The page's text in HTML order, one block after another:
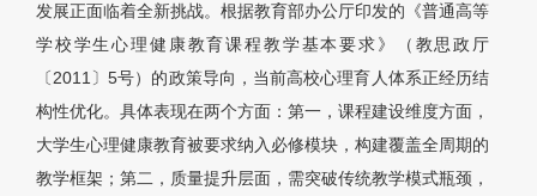
发展正面临着全新挑战。根据教育部办公厅印发的《普通高等
学校学生心理健康教育课程教学基本要求》（教思政厅
〔2011〕5号）的政策导向，当前高校心理育人体系正经历结
构性优化。具体表现在两个方面：第一，课程建设维度方面，
大学生心理健康教育被要求纳入必修模块，构建覆盖全周期的
教学框架；第二，质量提升层面，需突破传统教学模式瓶颈，